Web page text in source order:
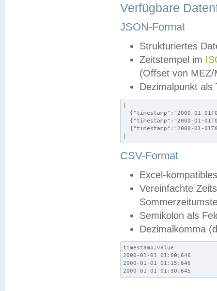
Verfügbare
JSON-Format
Strukturiertes
Zeitstempel im
(Offset von MEZ/
Dezimalpunkt als
[
{"timestamp":"2000-01-
{"timestamp":"2000-01-
{"timestamp":"2000-01-
]
CSV-Format
Excel-
Vereinfachte
Semikolon als
Dezimalkomma
timestamp;value
2000-01-01 01:00;646
2000-01-01 01:15;646
2000-01-01 01:30;645